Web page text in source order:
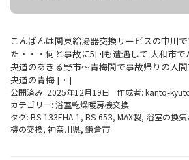
こんばんは関東給湯器交換サービスの中川
た・・・何と事故に5回も遭遇して 大和市
央道のあきる野市～青梅間で事故帰りの入
央道の青梅 […]
公開済み: 2025年12月19日 作成者: kanto-
カテゴリー: 浴室乾燥暖房機交換
タグ: BS-133EHA-1 , BS-653, MAX製, 浴室の換
機の交換, 神奈川県, 鎌倉市